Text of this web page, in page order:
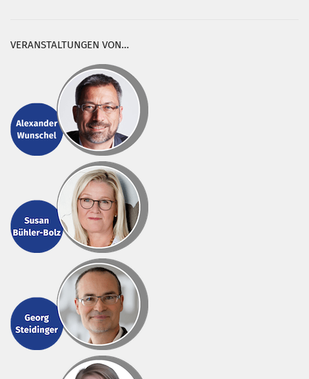
VERANSTALTUNGEN VON…